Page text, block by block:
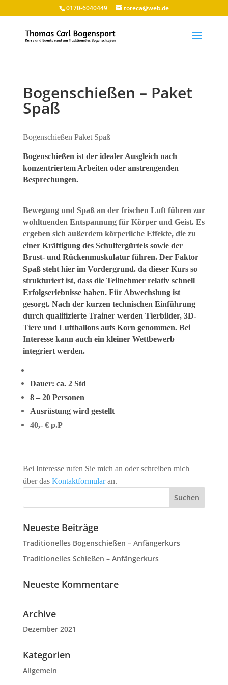
0170-6040449 toreca@web.de
Bogenschießen – Paket
Spaß
Bogenschießen Paket Spaß
Bogenschießen ist deridealer Ausgleich nach
konzentriertem Arbeiten oder anstrengenden
Besprechungen.
Bewegung und Spaß an der frischen Luft führen zur
wohltuenden Entspannung für Körper und Geist. Es
ergeben sich außerdem körperliche Effekte, die zu
einer Kräftigung des Schultergürtels sowie der
Brust- und Rückenmuskulatur führen.Der Faktor
Spaß steht hier im Vordergrund.da dieserKurs so
strukturiert ist, dass die Teilnehmer relativ schnell
Erfolgserlebnisse haben. Für Abwechslung ist
gesorgt. Nach der kurzen technischen Einführung
durch qualifizierte Trainer werden Tierbilder, 3D-
Tiere und Luftballons aufs Korn genommen. Bei
Interesse kann auch ein kleiner Wettbewerb
integriert werden.
Dauer: ca. 2 Std
8 – 20 Personen
Ausrüstung wird gestellt
40,- € p.P
Bei Interesse rufen Sie mich an oder schreiben mich
über das Kontaktformularan.
Neueste Beiträge
Traditionelles Bogenschießen – Anfängerkurs
Traditionelles Schießen – Anfängerkurs
Neueste Kommentare
Archive
Dezember 2021
Kategorien
Allgemein